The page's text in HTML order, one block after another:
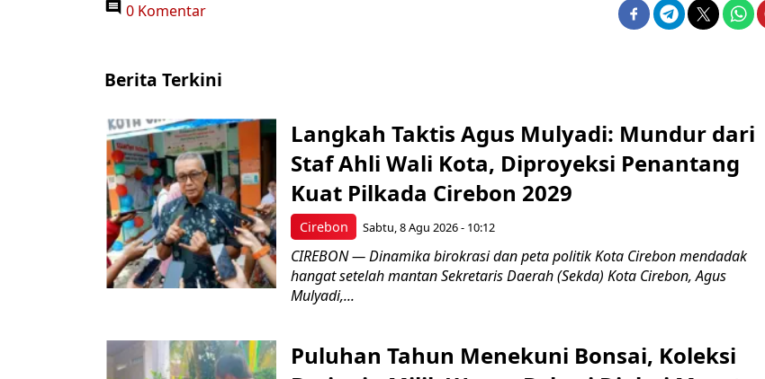
0 Komentar
Berita Terkini
Cirebon
Langkah Taktis Agus Mulyadi: Mundur dari
Staf Ahli Wali Kota, Diproyeksi Penantang
Kuat Pilkada Cirebon 2029
Sabtu, 8 Agu 2026 - 10:12
CIREBON — Dinamika birokrasi dan peta politik Kota Cirebon mendadak
hangat setelah mantan Sekretaris Daerah (Sekda) Kota Cirebon, Agus
Mulyadi,...
Puluhan Tahun Menekuni Bonsai, Koleksi